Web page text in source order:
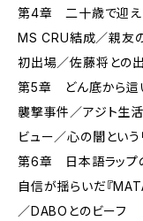
第4章 二十歳で迎え
MS CRU結成／親友
初出場／佐藤将との
第5章 どん底から這
襲撃事件／アジト生
ビュー／心の闇とい
第6章 日本語ラップ
自信が揺らいだ『
／DABOとのビーフ